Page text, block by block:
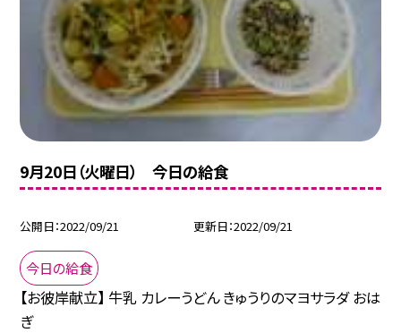
9月20日（火曜日） 今日の給食
公開日 2022/09/21 更新日 2022/09/21
今日の給食
【お彼岸献立】 牛乳 カレーうどん きゅうりのマヨサラダ おは
ぎ